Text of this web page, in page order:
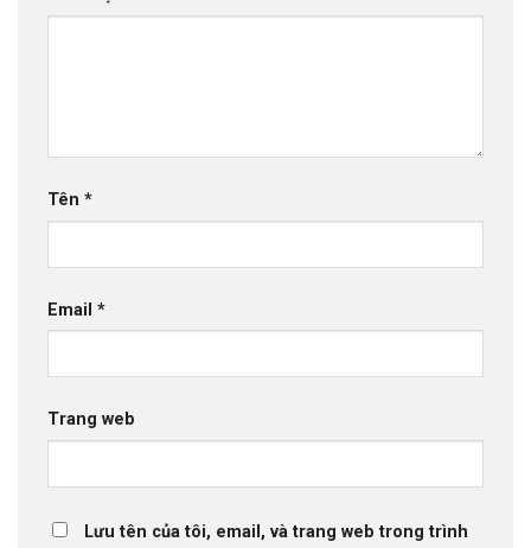
Tên *
Email *
Trang web
Lưu tên của tôi, email, và trang web trong trình